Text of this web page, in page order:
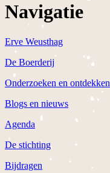
Navigatie
Erve Weusthag
De Boerderij
Onderzoeken en ontdekken
Blogs en nieuws
Agenda
De stichting
Bijdragen